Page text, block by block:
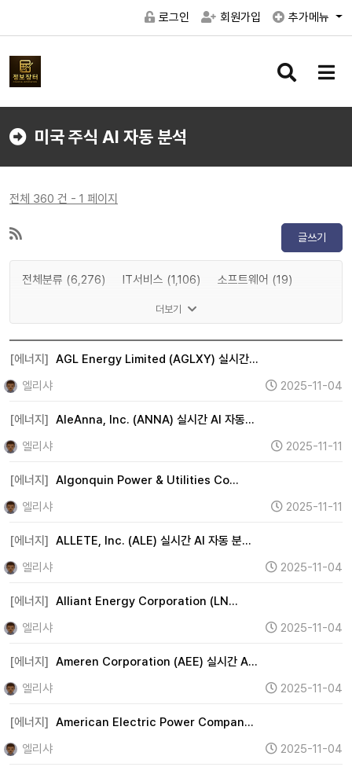
로그인 회원가입 추가메뉴
검
버
메
버
미국 주식 AI 자동 분석
전체 360 건 - 1 페이지
글쓰기
전체분류 (6,276) IT서비스 (1,106)
소프트웨어 (19)
인공지능 (83)
2차전지 (0)
자율주행 (0) 로봇 (0)
우주항공 (2)
자동차 (15)
방위산업 (0)
풍력 (0)
태양광 (0) 에너지 (360)
화학 (18)
철강 (7)
엔터테인먼트 (2)
광고 (0)
웹툰 (0) 여행 (1) 항공 (0)
면세점 (0)
음식료 (154)
더보기
[에너지] AGL Energy Limited (AGLXY) 실시간…
엘리샤
2025-11-04
[에너지] AleAnna, Inc. (ANNA) 실시간 AI 자동…
엘리샤
2025-11-11
[에너지] Algonquin Power & Utilities Co…
엘리샤
2025-11-11
[에너지] ALLETE, Inc. (ALE) 실시간 AI 자동 분…
엘리샤
2025-11-04
[에너지] Alliant Energy Corporation (LN…
엘리샤
2025-11-04
[에너지] Ameren Corporation (AEE) 실시간 A…
엘리샤
2025-11-04
[에너지] American Electric Power Compan…
엘리샤
2025-11-04